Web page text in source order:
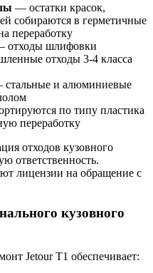
— остатки красок,
собираются в герметичные
переработку
отходы шлифовки
отходы 3-4 класса
и алюминиевые
по типу пластика
переработку
отходов кузовного
ответственность.
лицензии на обращение с
кузовного
Jetour T1 обеспечивает: